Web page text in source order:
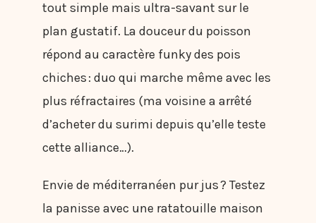
tout simple mais ultra-savant sur le
plan gustatif. La douceur du poisson
répond au caractère funky des pois
chiches : duo qui marche même avec les
plus réfractaires (ma voisine a arrêté
d’acheter du surimi depuis qu’elle teste
cette alliance…).
Envie de méditerranéen pur jus ? Testez
la panisse avec une ratatouille maison